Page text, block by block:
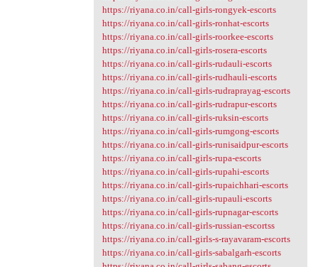
https://riyana.co.in/call-girls-rongyek-escorts
https://riyana.co.in/call-girls-ronhat-escorts
https://riyana.co.in/call-girls-roorkee-escorts
https://riyana.co.in/call-girls-rosera-escorts
https://riyana.co.in/call-girls-rudauli-escorts
https://riyana.co.in/call-girls-rudhauli-escorts
https://riyana.co.in/call-girls-rudraprayag-escorts
https://riyana.co.in/call-girls-rudrapur-escorts
https://riyana.co.in/call-girls-ruksin-escorts
https://riyana.co.in/call-girls-rumgong-escorts
https://riyana.co.in/call-girls-runisaidpur-escorts
https://riyana.co.in/call-girls-rupa-escorts
https://riyana.co.in/call-girls-rupahi-escorts
https://riyana.co.in/call-girls-rupaichhari-escorts
https://riyana.co.in/call-girls-rupauli-escorts
https://riyana.co.in/call-girls-rupnagar-escorts
https://riyana.co.in/call-girls-russian-escortss
https://riyana.co.in/call-girls-s-rayavaram-escorts
https://riyana.co.in/call-girls-sabalgarh-escorts